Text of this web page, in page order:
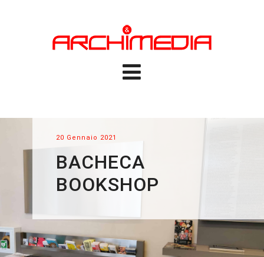
20 Gennaio 2021
BACHECA
BOOKSHOP